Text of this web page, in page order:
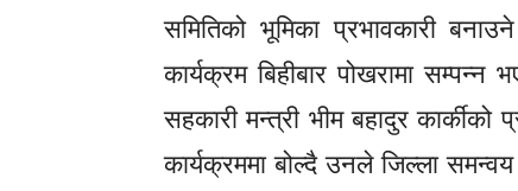
समितिको भूमिका प्रभावकारी
कार्यक्रम बिहीबार पोखरामा
सहकारी मन्त्री भीम बहादुर
कार्यक्रममा बोल्दै उनले जिल्ला समन्वय